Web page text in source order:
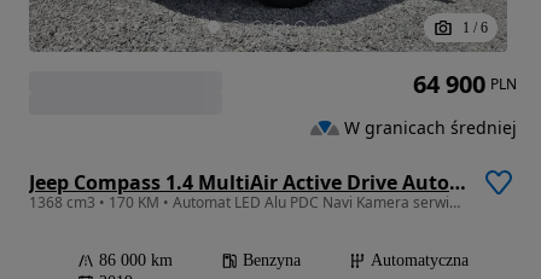
1 / 6
Jeep Compass 1.4 MultiAir Active Drive Automatik Limited
1368 cm3 • 170 KM • Automat LED Alu PDC Navi Kamera serwis RATY GWARANCJA
86 000 km Benzyna
Automatyczna
64 900 PLN
W granicach średniej